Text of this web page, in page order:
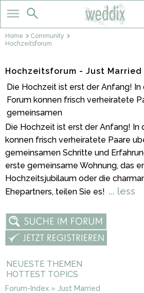
Home
Community
Hochzeitsforum
Hochzeitsforum - Just Married
Die Hochzeit ist erst der Anfang!
Forum konnen frisch verheiratete
gemeinsamen
Die Hochzeit ist erst der Anfang! In
konnen frisch verheiratete Paare
gemeinsamen Schritte und
erste gemeinsame Wohnung, das
Hochzeitsjubilaum oder die
Ehepartners, teilen Sie es! ... less
NEUESTE THEMEN
HOTTEST TOPICS
Forum-Index » Just Married